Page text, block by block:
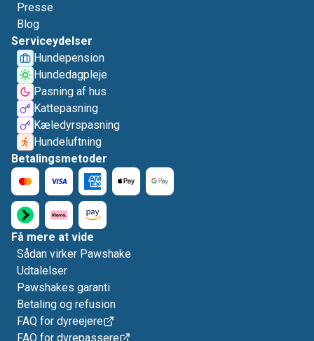
Presse
Blog
Serviceydelser
Hundepension
Hundedagpleje
Pasning af hus
Kattepasning
Kæledyrspasning
Hundeluftning
Betalingsmetoder
Få mere at vide
Sådan virker Pawshake
Udtalelser
Pawshakes garanti
Betaling og refusion
FAQ for dyreejere
FAQ for dyrepassere